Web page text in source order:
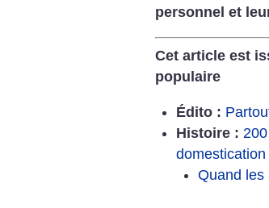
personnel et
Cet article est
populaire
Édito :
Histoire :
domestication
Quand les